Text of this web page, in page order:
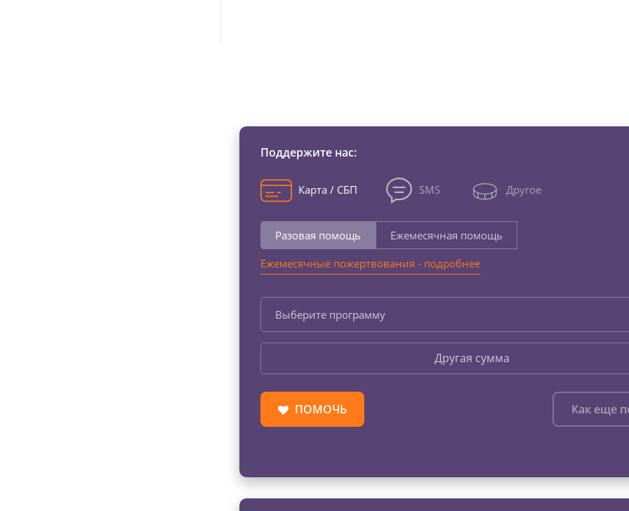
Поддержите нас:
Карта / СБП SMS Другое
Разовая помощь
Ежемесячная помощь
Ежемесячные пожертвования - подробнее
Выберите программу
Другая сумма
ПОМОЧЬ Как еще